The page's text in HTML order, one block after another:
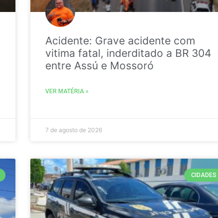
Acidente: Grave acidente com
vitima fatal, inderditado a BR 304
entre Assú e Mossoró
VER MATÉRIA »
7 de agosto de 2026
CIDADES